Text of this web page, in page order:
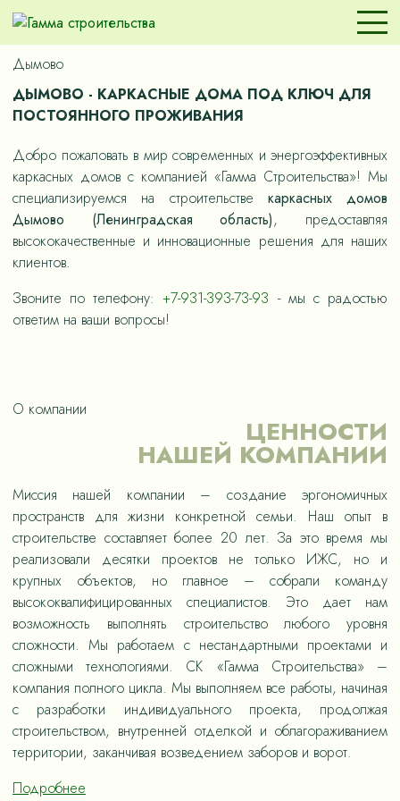
Дымово
ДЫМОВО - КАРКАСНЫЕ ДОМА ПОД КЛЮЧ ДЛЯ
ПОСТОЯННОГО ПРОЖИВАНИЯ
Добро пожаловать в мир современных и энергоэффективных
каркасных домов с компанией «Гамма Строительства»! Мы
специализируемся на строительстве каркасных домов
Дымово (Ленинградская область), предоставляя
высококачественные и инновационные решения для наших
клиентов.
Звоните по телефону:+7-931-393-73-93 - мы с радостью
ответим на ваши вопросы!
О компании
ЦЕННОСТИ
НАШЕЙ КОМПАНИИ
Миссия нашей компании – создание эргономичных
пространств для жизни конкретной семьи. Наш опыт в
строительстве составляет более 20 лет. За это время мы
реализовали десятки проектов не только ИЖС, но и
крупных объектов, но главное – собрали команду
высококвалифицированных специалистов. Это дает нам
возможность выполнять строительство любого уровня
сложности. Мы работаем с нестандартными проектами и
сложными технологиями. СК «Гамма Строительства» –
компания полного цикла. Мы выполняем все работы, начиная
с разработки индивидуального проекта, продолжая
строительством, внутренней отделкой и облагораживанием
территории, заканчивая возведением заборов и ворот.
Подробнее